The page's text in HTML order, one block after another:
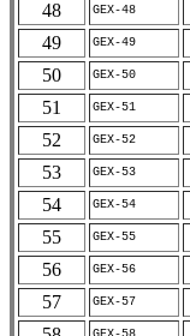
48
GEX-48
49
GEX-49
50
GEX-50
51
GEX-51
52
GEX-52
53
GEX-53
54
GEX-54
55
GEX-55
56
GEX-56
57
GEX-57